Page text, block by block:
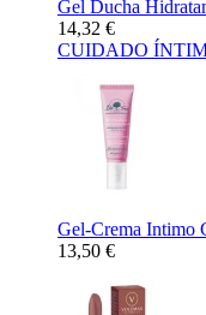
Gel Ducha
14,32 €
CUIDADO
Gel-Crema Intimo
13,50 €